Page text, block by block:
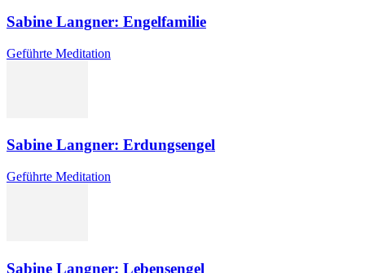
Sabine Langner: Engelfamilie
Geführte Meditation
Sabine Langner: Erdungsengel
Geführte Meditation
Sabine Langner: Lebensengel